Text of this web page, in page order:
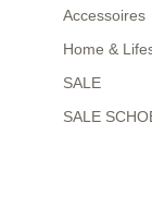
Accessoires
Home &
SALE
SALE